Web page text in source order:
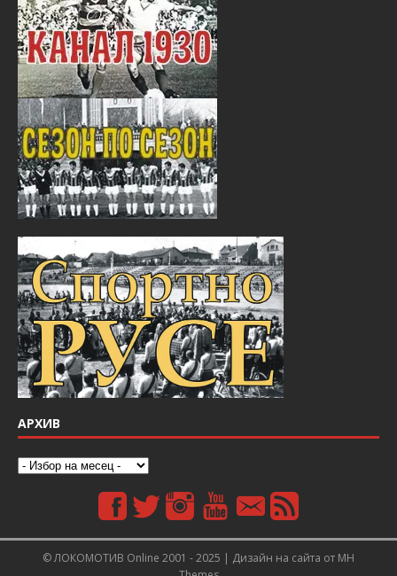
АРХИВ
© ЛОКОМОТИВ Online 2001 - 2025 | Дизайн на сайта от MH